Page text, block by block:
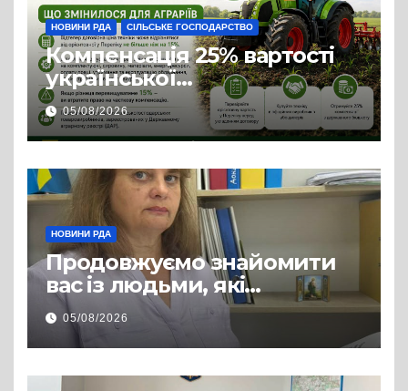
НОВИНИ РДА СІЛЬСЬКЕ ГОСПОДАРСТВО
Компенсація 25% вартості
української
сільгосптехніки: що
змінилося для аграріїв
05/08/2026
НОВИНИ РДА
Продовжуємо знайомити
вас із людьми, які
допомагають нашим
захисникам і захисницям
повертатися до цивільного
життя
05/08/2026